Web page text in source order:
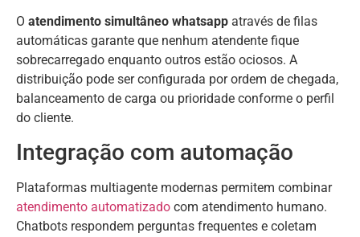
O atendimento simultâneo whatsapp através de filas
automáticas garante que nenhum atendente fique
sobrecarregado enquanto outros estão ociosos. A
distribuição pode ser configurada por ordem de chegada,
balanceamento de carga ou prioridade conforme o perfil
do cliente.
Integração com automação
Plataformas multiagente modernas permitem combinar
atendimento automatizado com atendimento humano.
Chatbots respondem perguntas frequentes e coletam